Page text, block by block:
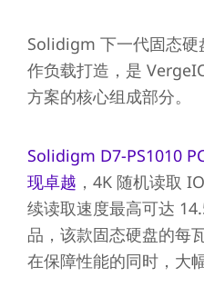
Solidigm 下一代固态硬
作负载打造，是
方案的核心组成部分。
Solidigm D7-PS1010
现卓越 ，4K 随机读取
续读取速度最高可达
品，该款固态硬盘的每
在保障性能的同时，大